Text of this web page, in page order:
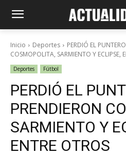
Inicio Deportes
PERDIÓ EL
COSMOPOLITA, SARMIENTO Y ECLIPSE,
Deportes Fútbol
PERDIÓ EL
PRENDIERON
SARMIENTO Y
ENTRE OTROS